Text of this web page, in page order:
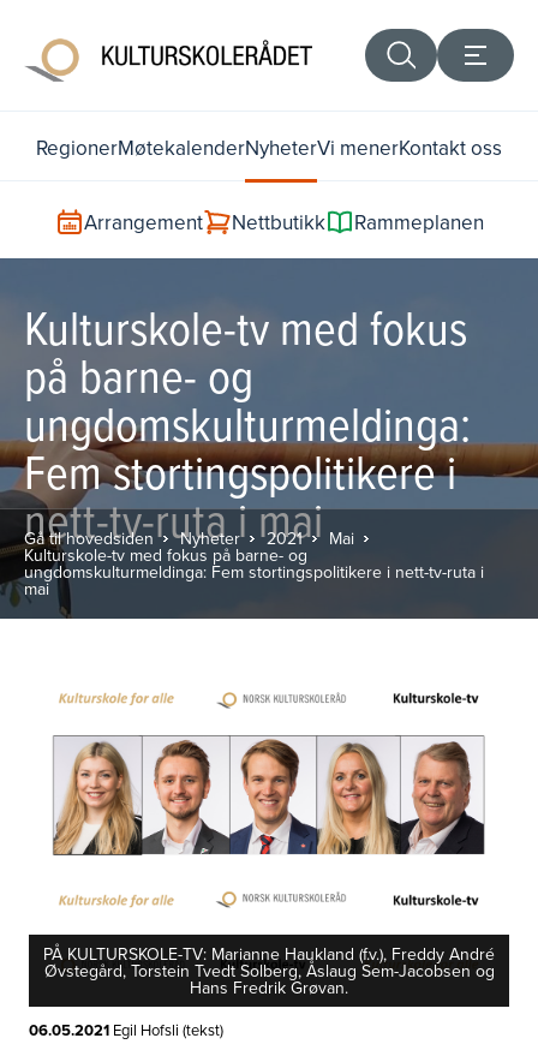
RegionerMøtekalenderNyheterVi menerKontakt oss
Arrangement Nettbutikk Rammeplanen
Kulturskole-tv med fokus
på barne- og
ungdomskulturmeldinga:
Fem stortingspolitikere i
nett-tv-ruta i mai
Gå til hovedsiden Nyheter 2021 Mai
Kulturskole-tv med fokus på barne- og
ungdomskulturmeldinga: Fem stortingspolitikere i nett-tv-ruta i
mai
PÅ KULTURSKOLE-TV: Marianne Haukland (f.v.), Freddy André
Øvstegård, Torstein Tvedt Solberg, Åslaug Sem-Jacobsen og
Hans Fredrik Grøvan.
06.05.2021 Egil Hofsli (tekst)